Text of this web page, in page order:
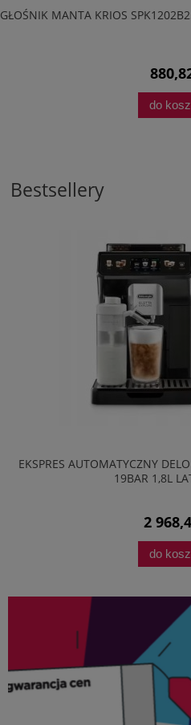
GŁOŚNIK MANTA KRIOS
do
Bestsellery
EKSPRES AUTOMATYCZNY
19BAR 1,8L
2
do